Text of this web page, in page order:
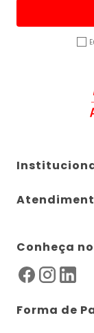
Conheça
Forma de